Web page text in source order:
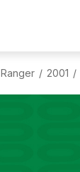
Ranger / 2001 /